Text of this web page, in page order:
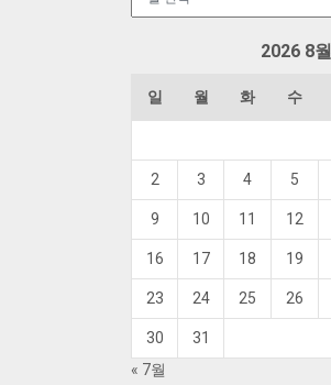
2026 8월
일 월 화 수
2 3 4 5
9 10 11 12
16 17 18 19
23 24 25 26
30
31
« 7월